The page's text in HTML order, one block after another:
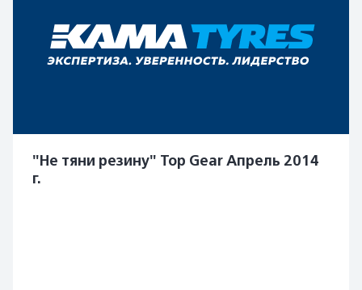
"Не тяни резину" Top Gear Апрель 2014
г.